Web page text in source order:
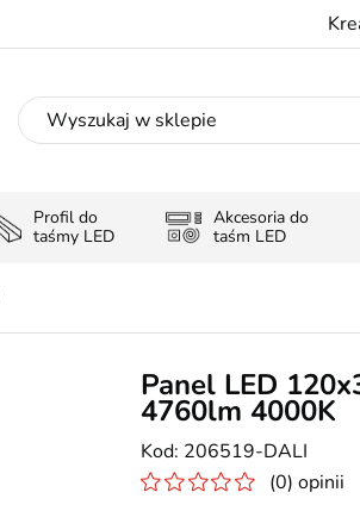
Profil do
taśmy LED
Akcesoria do
taśm LED
Panel LED
4760lm 4000K
206519-DALI
(0) opinii